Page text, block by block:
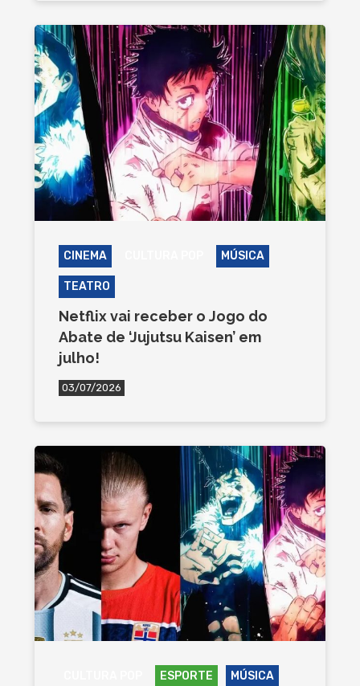
CINEMA MÚSICA
TEATRO
Netflix vai receber o Jogo do
Abate de ‘Jujutsu Kaisen’ em
julho!
03/07/2026
ESPORTE MÚSICA